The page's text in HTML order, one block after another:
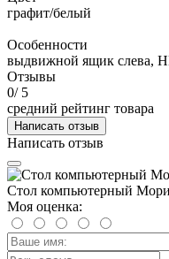
графит/белый
Особенности
выдвижной ящик слева,
Отзывы
0/ 5
средний рейтинг товара
Написать отзыв
Написать отзыв
Стол компьютерный
Моя оценка: